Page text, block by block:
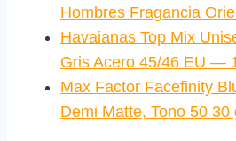
Hombres Fragancia
Havaianas Top Mix
Gris Acero 45/46 EU —
Max Factor Facefinity
Demi Matte, Tono 50